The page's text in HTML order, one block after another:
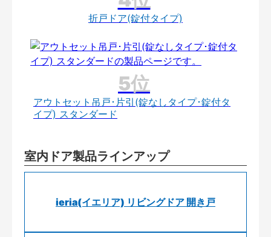
折戸ドア(錠付タイプ)
アウトセット吊戸･片引(錠なしタイプ･錠付タ
イプ) スタンダード
室内ドア製品ラインアップ
ieria(イエリア) リビングドア 開き戸